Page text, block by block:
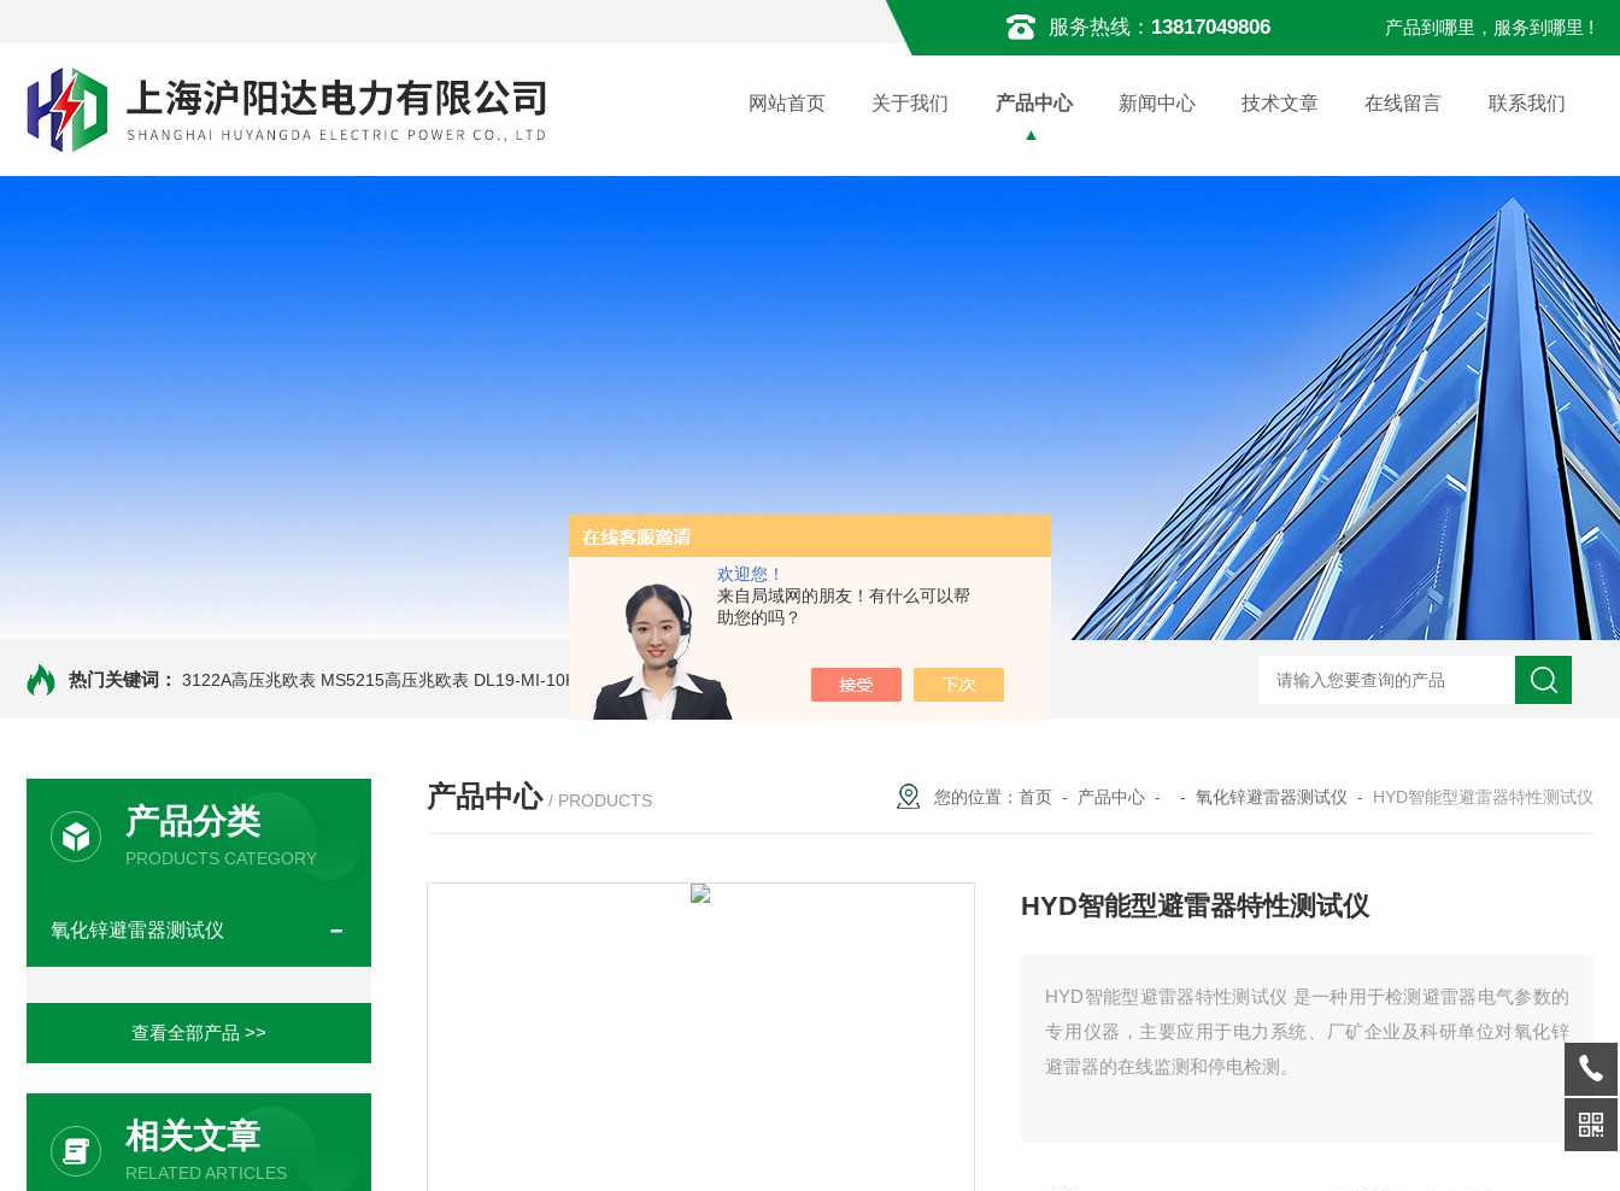
欢迎您！
来自局域网的朋友！有什么可以帮
助您的吗？
服务热线： 13817049806 产品到哪里，服务到哪里 !
网站首页 关于我们 产品中心 新闻中心 技术文章 在线留言 联系我们
热门关键词： 3122A高压兆欧表 MS5215高压兆欧表 DL19-MI-10KVe 高压兆欧表 5000V数字高压兆欧表 CS2077型CS2077高压兆欧表校验仪 GM-5KV-20KV型可调高压兆欧表GM-5KV-20KV nl3203型
产品分类
PRODUCTS CATEGORY
氧化锌避雷器测试仪
查看全部产品 >>
相关文章
RELATED ARTICLES
产品中心 / PRODUCTS 您的位置： 首页 - 产品中心 - - 氧化锌避雷器测试仪 - HYD智能型避雷器特性测试仪
HYD智能型避雷器特性测试仪
HYD智能型避雷器特性测试仪 是一种用于检测避雷器电气参数的
专用仪器，主要应用于电力系统、厂矿企业及科研单位对氧化锌
避雷器的在线监测和停电检测。